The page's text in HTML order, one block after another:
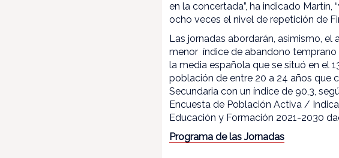
en la concertada”, ha indicado
ocho veces el nivel de repetición de
Las jornadas abordarán, asimismo,
menor índice de abandono temprano
la media española que se situó en el
población de entre 20 a 24 años que
Secundaria con un índice de 90,3,
Encuesta de Población Activa /
Educación y Formación 2021-2030
Programa de las Jornadas